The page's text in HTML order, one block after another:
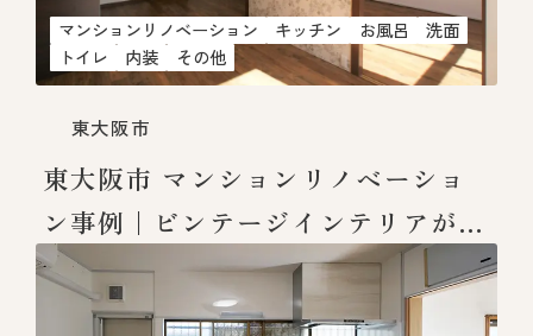
マンションリノベーション キッチン お風呂
洗面
トイレ
内装 その他
東大阪市
東大阪市 マンションリノベーショ
ン事例｜ビンテージインテリアが映
える心地よい住まい